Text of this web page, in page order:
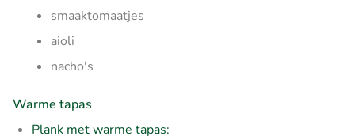
smaaktomaatjes
aioli
nacho's
Warme tapas
Plank met warme tapas: